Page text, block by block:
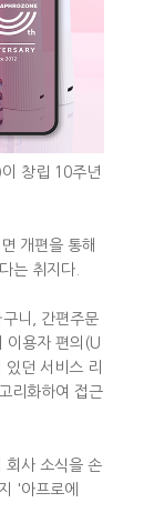
창립 10주년
개편을 통해
는 취지다.
니, 간편주문
이용자 편의(U
던 서비스 리
리화하여 접근
회사 소식을 손
'아프로에